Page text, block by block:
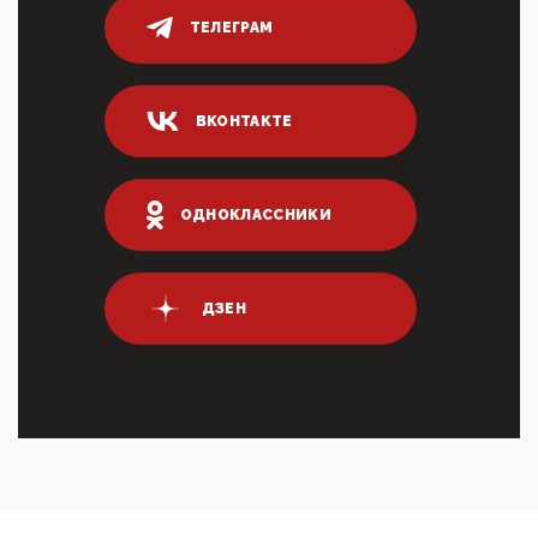
04:47, 10 Апреля 2026
ИНН для переводов по СБП это первый шаг из
логических двухЗаполнение ИНН при любых
переводах по ...
03:35, 10 Апреля 2026
крупных банках по итогам 2025 года превысило 63
млрд руб. ...
03:01, 10 Апреля 2026
что союзники просили Киев не наносить удары по
энергети...
01:54, 10 Апреля 2026
ТЕЛЕГРАМ
ВКОНТАКТЕ
ОДНОКЛАССНИКИ
ДЗЕН